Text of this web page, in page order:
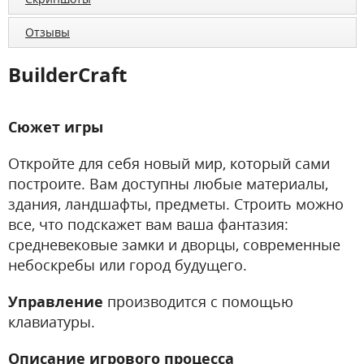
Отзывы
BuilderCraft
Сюжет игры
Откройте для себя новый мир, который сами
построите. Вам доступны любые материалы,
здания, ландшафты, предметы. Строить можно
все, что подскажет вам ваша фантазия:
средневековые замки и дворцы, современные
небоскребы или город будущего.
Управление производится с помощью
клавиатуры.
Описание игрового процесса